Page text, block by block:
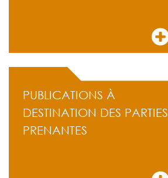
PUBLICATIONS À
DESTINATION DES PARTIES
PRENANTES